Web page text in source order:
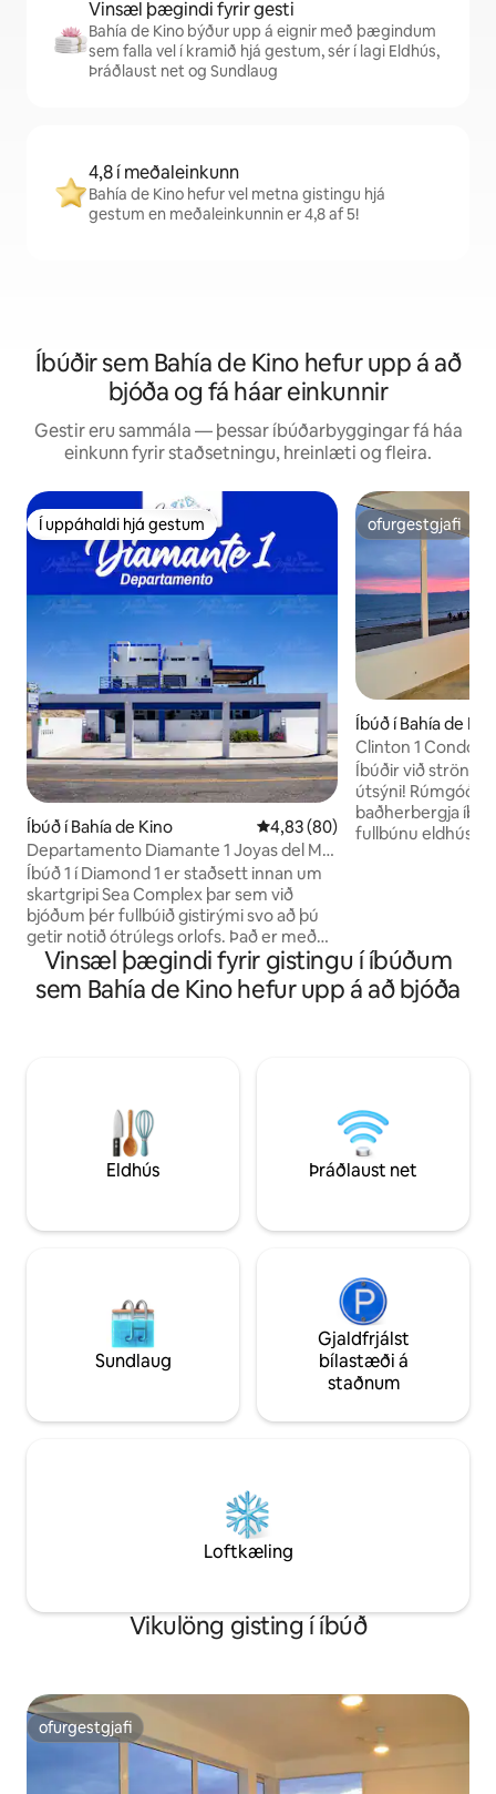
Vinsæl þægindi fyrir gesti
Bahía de Kino býður upp á eignir með þægindum
sem falla vel í kramið hjá gestum, sér í lagi Eldhús,
Þráðlaust net og Sundlaug
4,8 í meðaleinkunn
Bahía de Kino hefur vel metna gistingu hjá
gestum en meðaleinkunnin er 4,8 af 5!
Íbúðir sem Bahía de Kino hefur upp á að
bjóða og fá háar einkunnir
Gestir eru sammála — þessar íbúðarbyggingar fá háa
einkunn fyrir staðsetningu, hreinlæti og fleira.
Í uppáhaldi hjá gestum
Í uppáhaldi hjá gestum
Íbúð í Bahía de Kino 4,83 af 5 í meðaleinkunn, 80
4,83 (80)
Departamento Diamante 1 Joyas del Mar
Kino Nuevo
Íbúð 1 í Diamond 1 er staðsett innan um
skartgripi Sea Complex þar sem við
bjóðum þér fullbúið gistirými svo að þú
getir notið ótrúlegs orlofs. Það er með
gott rými og huggulegar innréttingar
með öllum þægindum: -2 svefnherbergi,
king size master-rúm og 2 önnur tvíbreið
sjávarútsýni. - Bílastæði - Sameiginleg
sundlaug (Shared pool)
ofurgestgjafi
ofurgestgjafi
Íbúð í Bahía de
Clinton 1
Íbúðir við
útsýni! Rúmgóð 3ja herbergja 2,5
baðherbergja
fullbúnu eldhúsi
hinum megin við
hægðarauka. Þegar þú hefur upplifað
magnað sólsetur
Vinsæl þægindi fyrir gistingu í íbúðum
sem Bahía de Kino hefur upp á að bjóða
Eldhús Þráðlaust net
Sundlaug
Gjaldfrjálst
bílastæði á
staðnum
Loftkæling
Vikulöng gisting í íbúð
ofurgestgjafi
ofurgestgjafi